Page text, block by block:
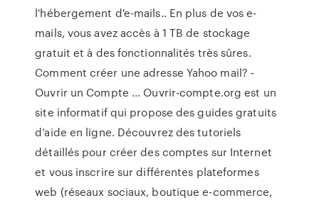
l'hébergement d'e-mails.. En plus de vos e-
mails, vous avez accès à 1 TB de stockage
gratuit et à des fonctionnalités très sûres.
Comment créer une adresse Yahoo mail? -
Ouvrir un Compte ... Ouvrir-compte.org est un
site informatif qui propose des guides gratuits
d’aide en ligne. Découvrez des tutoriels
détaillés pour créer des comptes sur Internet
et vous inscrire sur différentes plateformes
web (réseaux sociaux, boutique e-commerce,